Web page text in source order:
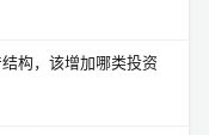
构，该增加哪类投资